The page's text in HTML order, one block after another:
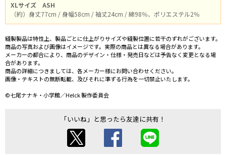
XLサイズ
ASH
（約）身丈77cm / 身幅58cm / 袖丈24cm / 綿98％、ポリエステル2％
縫製製品は特性上、製品ごとに仕上がりサイズや縫製位置に若干のずれがございます。
商品の写真および画像はイメージです。実際の商品とは異なる場合があります。
メーカーの都合により、商品のデザイン・仕様・発売日などは予告なく変更となる場
合があります。
商品の詳細につきましては、各メーカー様にお問い合わせください。
画像・テキストの無断転載、及びそれに準ずる行為を一切禁止いたします。
©七尾ナナキ・小学館／Helck 製作委員会
「いいね」と思ったら友達に共有！